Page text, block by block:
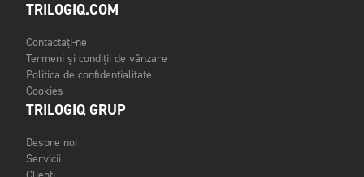
TRILOGIQ.COM
Contactați-ne
Termeni și condiții de vânzare
Politica de confidențialitate
Cookies
TRILOGIQ GRUP
Despre noi
Servicii